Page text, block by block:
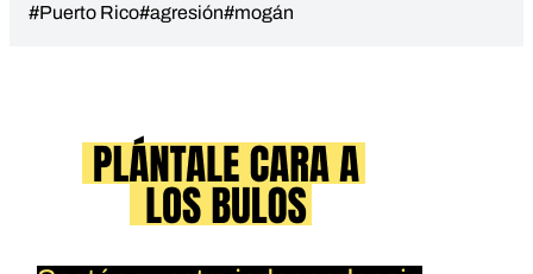
#Puerto Rico#agresión#mogán